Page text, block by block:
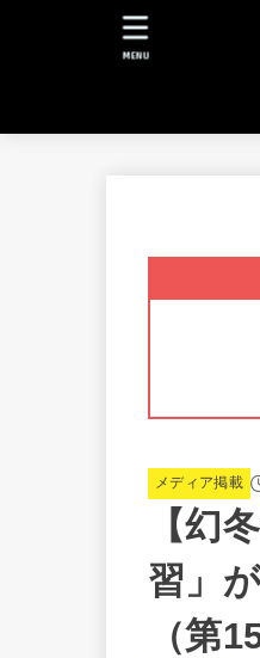
MENU
メディア掲載
【幻
習」
（第